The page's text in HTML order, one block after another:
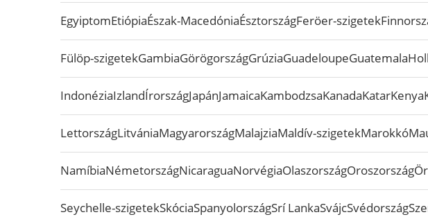
EgyiptomEtiópiaÉszak-MacedóniaÉsztországFeröer-szigetek
Fülöp-szigetekGambiaGörögországGrúziaGuadeloupeGuatemala
IndonéziaIzlandÍrországJapánJamaicaKambodzsaKanadaKatarKenya
LettországLitvániaMagyarországMalajziaMaldív-szigetekMarokkó
NamíbiaNémetországNicaraguaNorvégiaOlaszországOroszország
Seychelle-szigetekSkóciaSpanyolországSrí LankaSvájcSvédország